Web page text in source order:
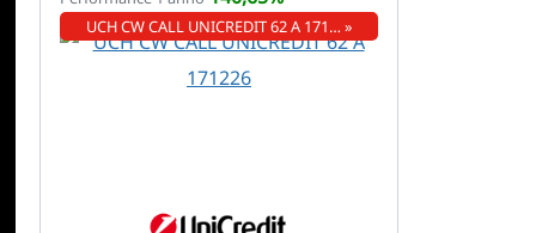
UCH CW CALL UNICREDIT 62 A 171… »